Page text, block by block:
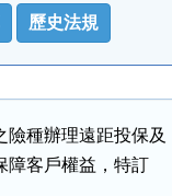
歷史法規
種辦理遠距投保及
障客戶權益，特訂